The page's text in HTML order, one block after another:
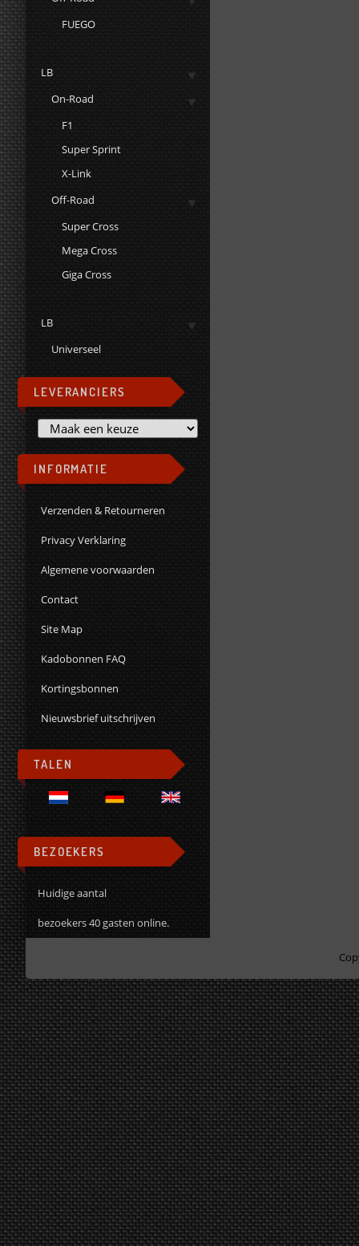
FUEGO
LB
On-Road
F1
Super Sprint
X-Link
Off-Road
Super Cross
Mega Cross
Giga Cross
LB
Universeel
LEVERANCIERS
INFORMATIE
Verzenden & Retourneren
Privacy Verklaring
Algemene voorwaarden
Contact
Site Map
Kadobonnen FAQ
Kortingsbonnen
Nieuwsbrief uitschrijven
TALEN
BEZOEKERS
Huidige aantal
bezoekers 40 gasten online.